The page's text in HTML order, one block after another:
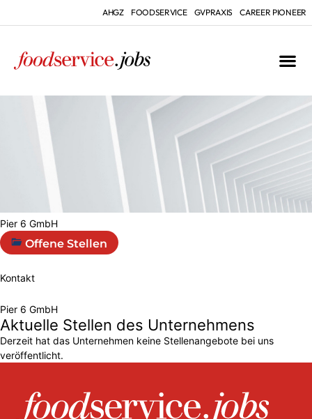
AHGZ FOODSERVICE GVPRAXIS CAREER PIONEER
Pier 6 GmbH
Offene Stellen
Kontakt
Pier 6 GmbH
Aktuelle Stellen des Unternehmens
Derzeit hat das Unternehmen keine Stellenangebote bei uns
veröffentlicht.